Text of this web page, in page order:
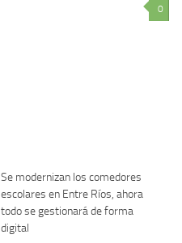
0
Se modernizan los comedores
escolares en Entre Ríos, ahora
todo se gestionará de forma
digital